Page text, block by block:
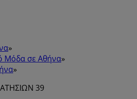
»
Μόδα σε Αθήνα»
»
39